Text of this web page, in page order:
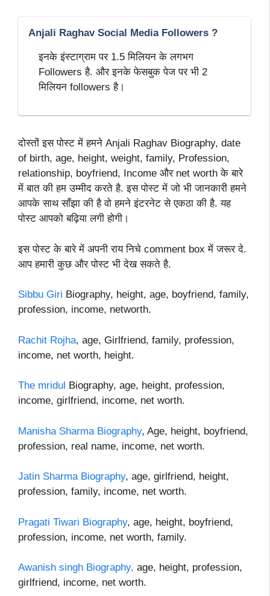
Anjali Raghav Social Media Followers ?
इनके इंस्टाग्राम पर 1.5 मिलियन के लगभग
Followers है. और इनके फेसबुक पेज पर भी 2
मिलियन followers है।
दोस्तों इस पोस्ट में हमने Anjali Raghav Biography, date
of birth, age, height, weight, family, Profession,
relationship, boyfriend, Income और net worth के बारे
में बात की हम उम्मीद करते है. इस पोस्ट में जो भी जानकारी हमने
आपके साथ साँझा की है वो हमने इंटरनेट से एकठा की है. यह
पोस्ट आपको बढ़िया लगी होगी।
इस पोस्ट के बारे में अपनी राय निचे comment box में जरूर दे.
आप हमारी कुछ और पोस्ट भी देख सकते है.
Sibbu Giri Biography, height, age, boyfriend, family,
profession, income, networth.
Rachit Rojha, age, Girlfriend, family, profession,
income, net worth, height.
The mridul Biography, age, height, profession,
income, girlfriend, income, net worth.
Manisha Sharma Biography, Age, height, boyfriend,
profession, real name, income, net worth.
Jatin Sharma Biography, age, girlfriend, height,
profession, family, income, net worth.
Pragati Tiwari Biography, age, height, boyfriend,
profession, income, net worth, family.
Awanish singh Biography, age, height, profession,
girlfriend, income, net worth.